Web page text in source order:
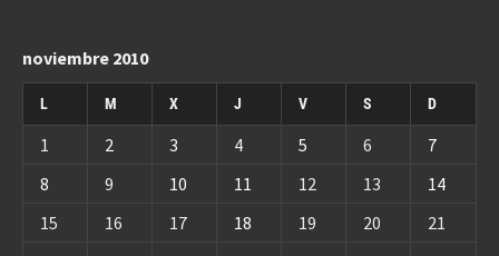
noviembre 2010
L M X J V S D
1 2 3 4 5 6
7
8
9 10 11 12 13
14
15
16 17 18 19 20
21